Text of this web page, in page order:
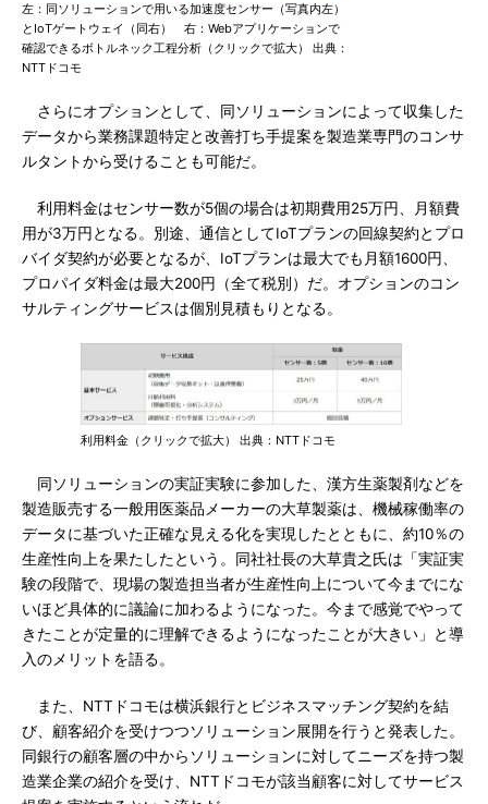
左：同ソリューションで用いる加速度センサー（写真内左）
とIoTゲートウェイ（同右） 右：Webアプリケーションで
確認できるボトルネック工程分析（クリックで拡大） 出典：
NTTドコモ
さらにオプションとして、同ソリューションによって収集した
データから業務課題特定と改善打ち手提案を製造業専門のコンサ
ルタントから受けることも可能だ。
利用料金はセンサー数が5個の場合は初期費用25万円、月額費
用が3万円となる。別途、通信としてIoTプランの回線契約とプロ
バイダ契約が必要となるが、IoTプランは最大でも月額1600円、
プロパイダ料金は最大200円（全て税別）だ。オプションのコン
サルティングサービスは個別見積もりとなる。
利用料金（クリックで拡大） 出典：NTTドコモ
同ソリューションの実証実験に参加した、漢方生薬製剤などを
製造販売する一般用医薬品メーカーの大草製薬は、機械稼働率の
データに基づいた正確な見える化を実現したとともに、約10％の
生産性向上を果たしたという。同社社長の大草貴之氏は「実証実
験の段階で、現場の製造担当者が生産性向上について今までにな
いほど具体的に議論に加わるようになった。今まで感覚でやって
きたことが定量的に理解できるようになったことが大きい」と導
入のメリットを語る。
また、NTTドコモは横浜銀行とビジネスマッチング契約を結
び、顧客紹介を受けつつソリューション展開を行うと発表した。
同銀行の顧客層の中からソリューションに対してニーズを持つ製
造業企業の紹介を受け、NTTドコモが該当顧客に対してサービス